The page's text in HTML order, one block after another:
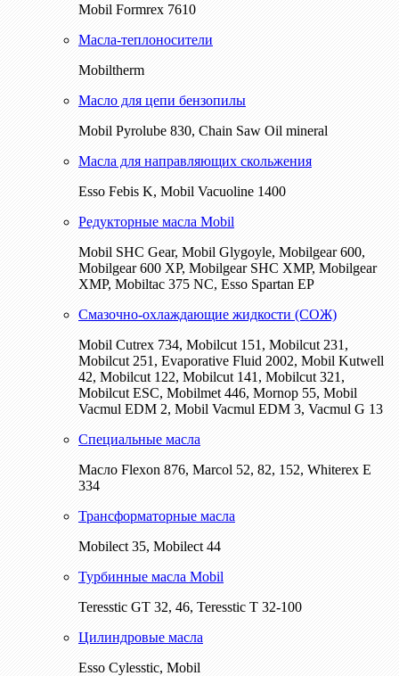
Mobil Formrex 7610
Масла-теплоносители
Mobiltherm
Масло для цепи бензопилы
Mobil Pyrolube 830, Chain Saw Oil mineral
Масла для направляющих скольжения
Esso Febis K, Mobil Vacuoline 1400
Редукторные масла Mobil
Mobil SHC Gear, Mobil Glygoyle, Mobilgear 600,
Mobilgear 600 XP, Mobilgear SHC XMP, Mobilgear
XМP, Mobiltac 375 NC, Esso Spartan EP
Смазочно-охлаждающие жидкости (СОЖ)
Mobil Cutrex 734, Mobilcut 151, Mobilcut 231,
Mobilcut 251, Evaporative Fluid 2002, Mobil Kutwell
42, Mobilcut 122, Mobilcut 141, Mobilcut 321,
Mobilcut ESC, Mobilmet 446, Mornop 55, Mobil
Vacmul EDM 2, Mobil Vacmul EDM 3, Vacmul G 13
Специальные масла
Масло Flexon 876, Marcol 52, 82, 152, Whiterex E
334
Трансформаторные масла
Mobilect 35, Mobilect 44
Турбинные масла Mobil
Teresstic GT 32, 46, Teresstic T 32-100
Цилиндровые масла
Esso Cylesstic, Mobil